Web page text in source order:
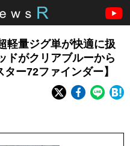
軽量ジグ単が快適に扱
ドがクリアブルーから
ー72ファインダー】